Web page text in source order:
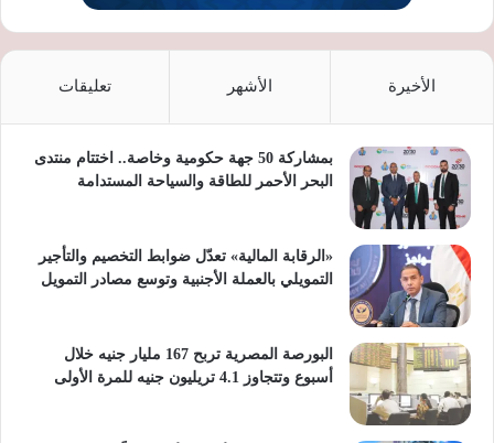
الأخيرة الأشهر تعليقات
بمشاركة 50 جهة حكومية وخاصة.. اختتام منتدى
البحر الأحمر للطاقة والسياحة المستدامة
«الرقابة المالية» تعدّل ضوابط التخصيم والتأجير
التمويلي بالعملة الأجنبية وتوسع مصادر التمويل
البورصة المصرية تربح 167 مليار جنيه خلال
أسبوع وتتجاوز 4.1 تريليون جنيه للمرة الأولى